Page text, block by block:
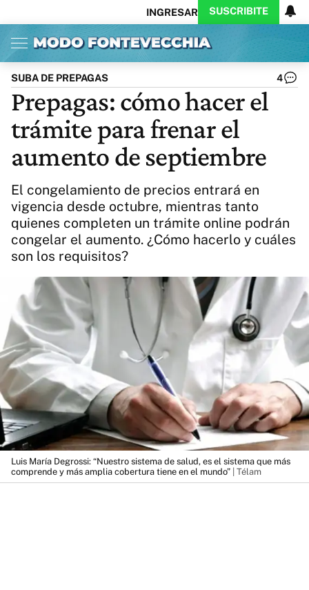
INGRESAR SUSCRIBITE
Inicio Ahora
Opinión
Política
Ciencia
Protagonistas
Cultura
Arte
Educación
Internacional
Deportes
CARAS
Exitoina
Turismo
Videos
Córdoba
Reperfilar
Business
Noticias
Exitoina
Gaming
Vivo
Diario del Juicio
Actualidad
SUBA DE PREPAGAS 4
Prepagas: cómo hacer el
trámite para frenar el
aumento de septiembre
El congelamiento de precios entrará en
vigencia desde octubre, mientras tanto
quienes completen un trámite online podrán
congelar el aumento. ¿Cómo hacerlo y cuáles
son los requisitos?
Luis María Degrossi: “Nuestro sistema de salud, es el sistema que más
comprende y más amplia cobertura tiene en el mundo” | Télam